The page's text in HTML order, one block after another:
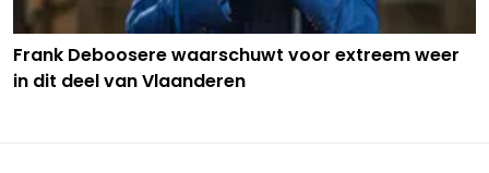
Frank Deboosere waarschuwt voor extreem weer
in dit deel van Vlaanderen